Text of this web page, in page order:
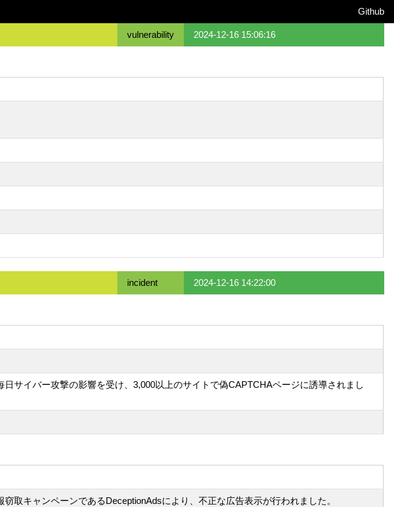
Github
vulnerability 2024-12-16 15:06:16
incident 2024-12-16 14:22:00
サイバー攻撃の影響を受け、3,000以上のサイトで偽CAPTCHAページに誘導されまし
取キャンペーンであるDeceptionAdsにより、不正な広告表示が行われました。